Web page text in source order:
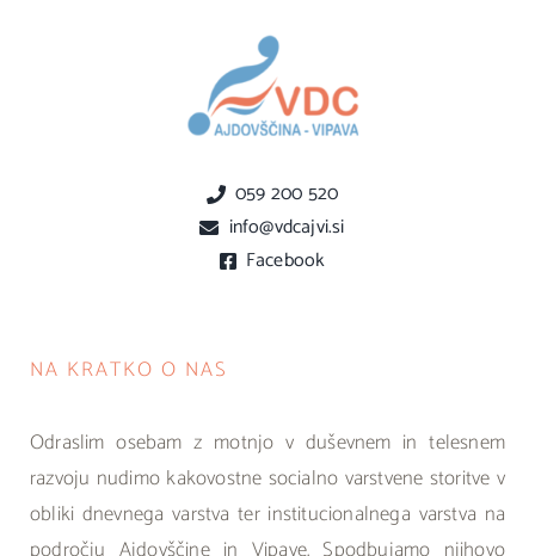
059 200 520
info@vdcajvi.si
Facebook
NA KRATKO O NAS
Odraslim osebam z motnjo v duševnem in telesnem
razvoju nudimo kakovostne socialno varstvene storitve v
obliki dnevnega varstva ter institucionalnega varstva na